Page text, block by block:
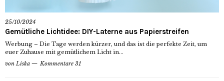
25/10/2024
Gemütliche Lichtidee: DIY-Laterne aus Papierstreifen
Werbung – Die Tage werden kürzer, und das ist die perfekte Zeit, um
euer Zuhause mit gemütlichem Licht in...
von Liska Kommentare 31